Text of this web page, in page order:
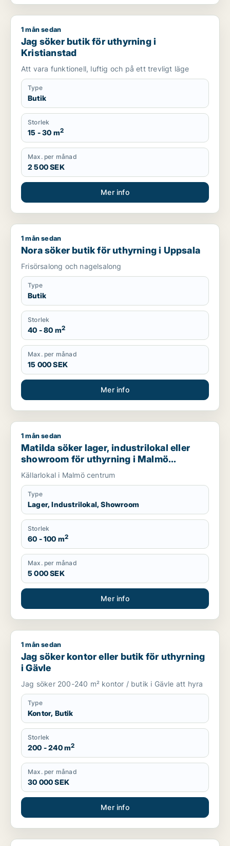
Jag söker butik för uthyrning i Kristianstad
1 mån sedan
Jag söker butik för uthyrning i
Kristianstad
Att vara funktionell, luftig och på ett trevligt läge
Type
Butik
Storlek
15 - 30 m2
Max. per månad
2 500 SEK
Mer info
Nora söker butik för uthyrning i Uppsala
1 mån sedan
Nora söker butik för uthyrning i Uppsala
Frisörsalong och nagelsalong
Type
Butik
Storlek
40 - 80 m2
Max. per månad
15 000 SEK
Mer info
Matilda söker lager, industrilokal eller showroom för
1 mån sedan
Matilda söker lager, industrilokal eller
showroom för uthyrning i Malmö
Centrum
Källarlokal i Malmö centrum
Type
Lager, Industrilokal, Showroom
Storlek
60 - 100 m2
Max. per månad
5 000 SEK
Mer info
Jag söker kontor eller butik för uthyrning i Gävle
1 mån sedan
Jag söker kontor eller butik för uthyrning
i Gävle
Jag söker 200-240 m² kontor / butik i Gävle att hyra
Type
Kontor, Butik
Storlek
200 - 240 m2
Max. per månad
30 000 SEK
Mer info